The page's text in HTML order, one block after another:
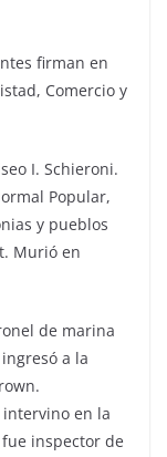
firman en
Comercio y
I. Schieroni.
Popular,
y pueblos
Murió en
de marina
a la
intervino en la
inspector de